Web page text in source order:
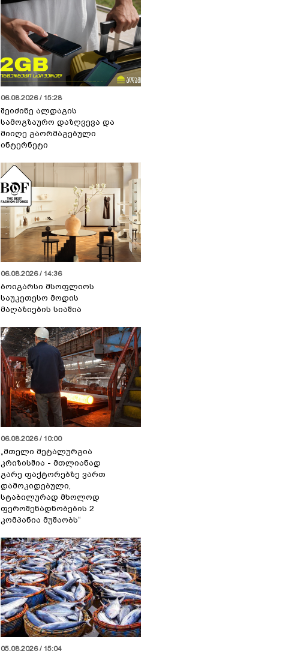
06.08.2026 / 15:28
შეიძინე ალდაგის
სამოგზაურო დაზღვევა და
მიიღე გაორმაგებული
ინტერნეტი
06.08.2026 / 14:36
ბოიგარსი მსოფლიოს
საუკეთესო მოდის
მაღაზიების სიაშია
06.08.2026 / 10:00
„მთელი მეტალურგია
კრიზისშია - მთლიანად
გარე ფაქტორებზე ვართ
დამოკიდებული,
სტაბილურად მხოლოდ
ფეროშენადნობების 2
კომპანია მუშაობს“
05.08.2026 / 15:04